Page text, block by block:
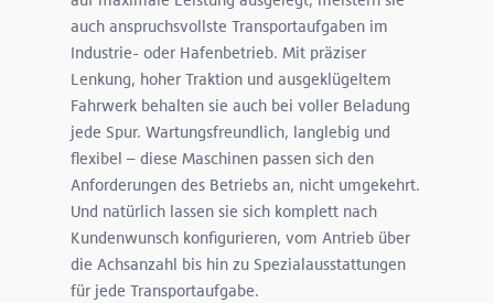
auch anspruchsvollste Transportaufgaben im
Industrie- oder Hafenbetrieb. Mit präziser
Lenkung, hoher Traktion und ausgeklügeltem
Fahrwerk behalten sie auch bei voller Beladung
jede Spur. Wartungsfreundlich, langlebig und
flexibel – diese Maschinen passen sich den
Anforderungen des Betriebs an, nicht umgekehrt.
Und natürlich lassen sie sich komplett nach
Kundenwunsch konfigurieren, vom Antrieb über
die Achsanzahl bis hin zu Spezialausstattungen
für jede Transportaufgabe.